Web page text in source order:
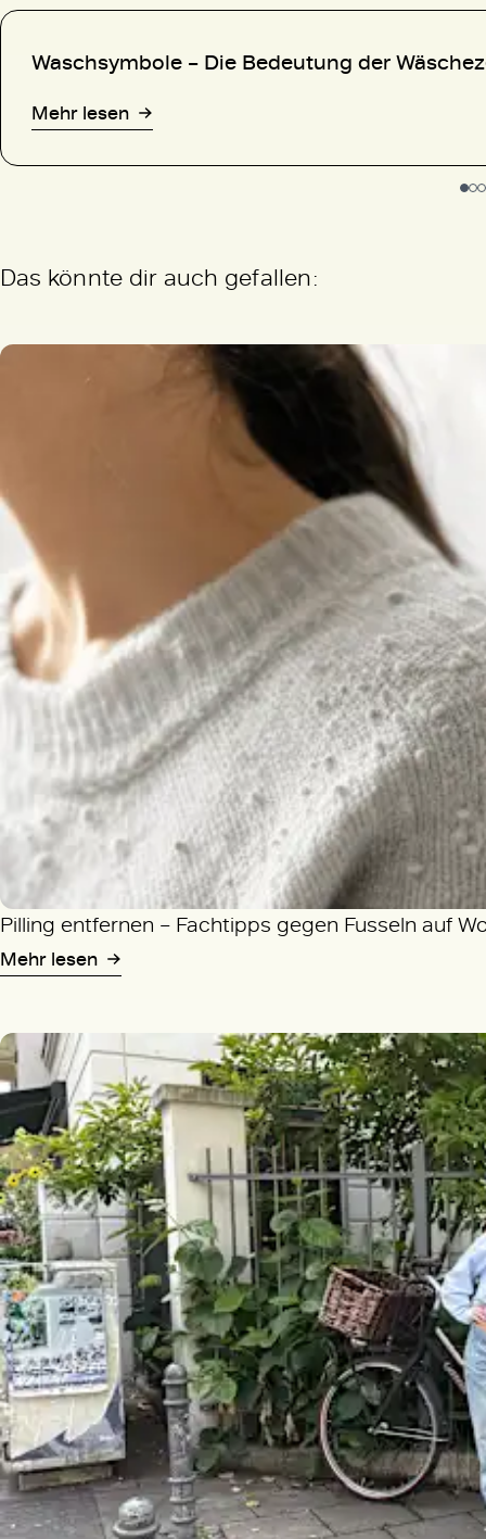
Waschsymbole – Die Bedeutung der
Mehr lesen
Das könnte dir auch gefallen:
Pilling entfernen – Fachtipps gegen Fusseln auf
Mehr lesen